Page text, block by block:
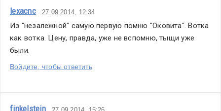
lexacnc 27.09.2014, 12:34
Из "незалежной" самую первую помню "Оковита". Вотка
как вотка. Цену, правда, уже не вспомню, тыщи уже
были.
Войдите, чтобы ответить
finkelstein